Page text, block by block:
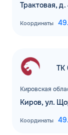
Трактовая, д.
Координаты
Кировская
ТК
Киров, ул.
Координаты